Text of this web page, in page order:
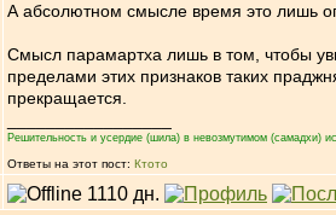
А абсолютном смысле время это лишь
Смысл парамартха лишь в том, чтобы
пределами этих признаков таких
прекращается.
Решительность и усердие (шила) в невозмутимом (самадхи)
Ответы на этот пост: Ктото